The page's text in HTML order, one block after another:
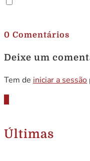
0 Comentários
Deixe um
Tem de iniciar a sessão
Últimas